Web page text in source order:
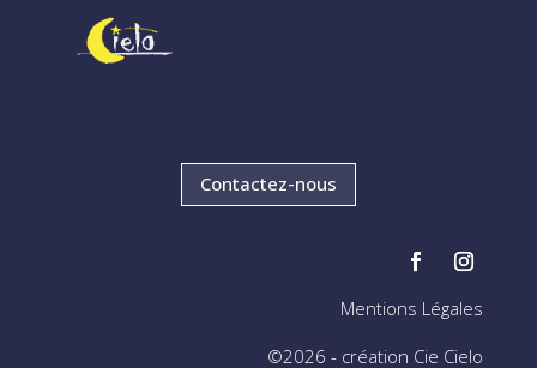
Contactez-nous
Mentions Légales
©2026 - création Cie Cielo